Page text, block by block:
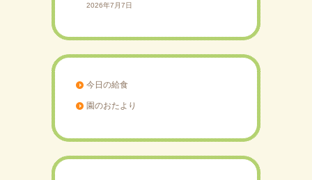
2026年7月7日
今日の給食
園のおたより